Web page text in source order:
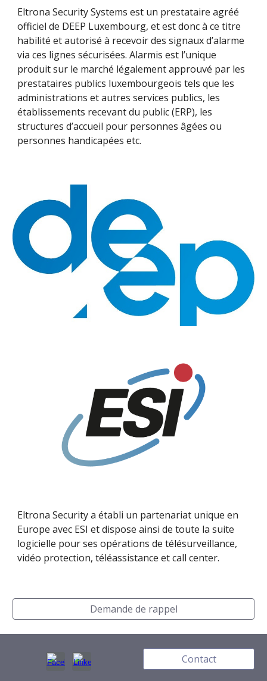
Eltrona Security Systems est un prestataire agréé
officiel de DEEP Luxembourg, et est donc à ce titre
habilité et autorisé à recevoir des signaux d’alarme
viaces lignes sécurisées. Alarmisest l’unique
produit sur le marché légalement approuvé par les
prestataires publics luxembourgeois tels que les
administrations et autres services publics, les
établissements recevant du public (ERP), les
structures d’accueil pour personnes âgées ou
personnes handicapées etc.
Eltrona Security a établi un partenariat unique en
Europe avec ESI et dispose ainsi de toute la suite
logicielle pour ses opérations de télésurveillance,
vidéo protection, téléassistance et call center.
Demande de rappel
Contact